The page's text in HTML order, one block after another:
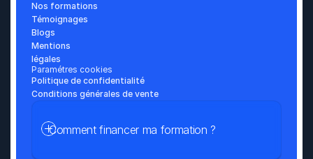
Nos formations
Témoignages
Blogs
Mentions
légales
Paramétres cookies
Politique de confidentialité
Conditions générales de vente
Comment financer ma formation ?